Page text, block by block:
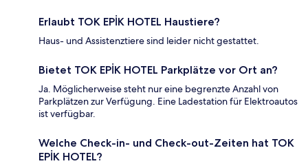
Erlaubt TOK EPİK HOTEL Haustiere?
Haus- und Assistenztiere sind leider nicht gestattet.
Bietet TOK EPİK HOTEL Parkplätze vor Ort an?
Ja. Möglicherweise steht nur eine begrenzte Anzahl von
Parkplätzen zur Verfügung. Eine Ladestation für Elektroautos
ist verfügbar.
Welche Check-in- und Check-out-Zeiten hat TOK
EPİK HOTEL?